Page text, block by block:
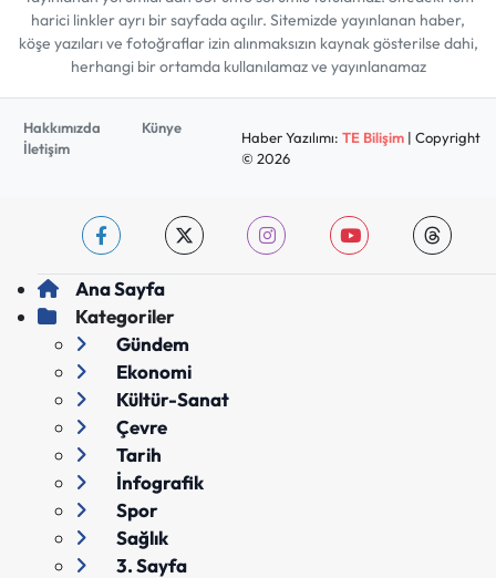
harici linkler ayrı bir sayfada açılır. Sitemizde yayınlanan haber,
köşe yazıları ve fotoğraflar izin alınmaksızın kaynak gösterilse dahi,
herhangi bir ortamda kullanılamaz ve yayınlanamaz
Hakkımızda
Künye
İletişim
Haber Yazılımı: TE Bilişim| Copyright
© 2026
Ana Sayfa
Kategoriler
Gündem
Ekonomi
Kültür-Sanat
Çevre
Tarih
İnfografik
Spor
Sağlık
3. Sayfa